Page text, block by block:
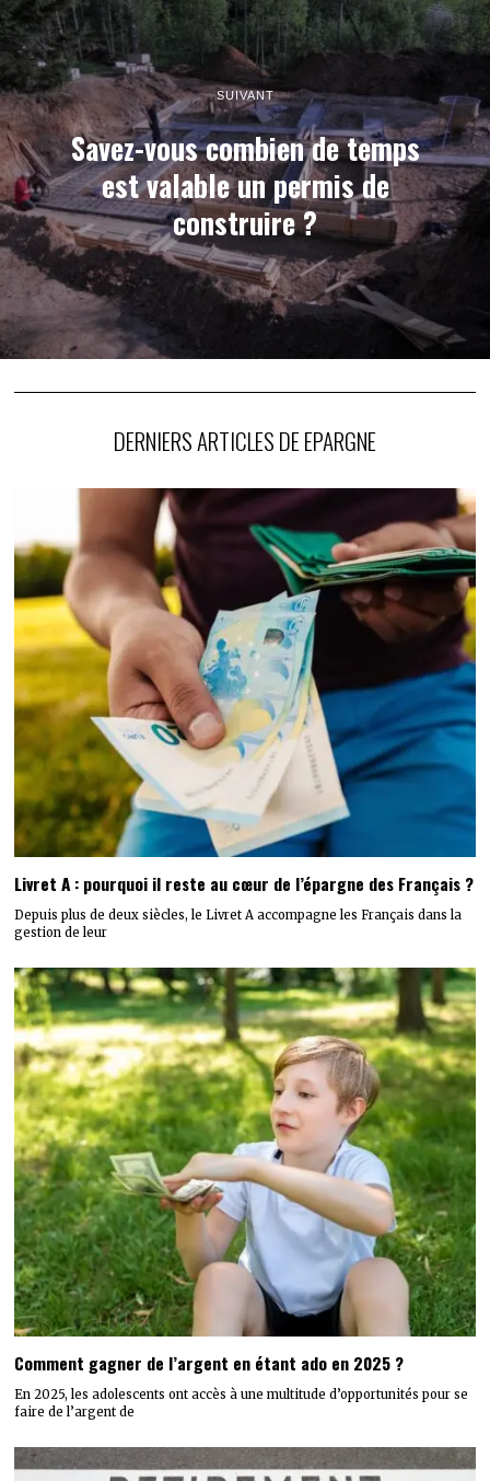
SUIVANT
Savez-vous combien de temps
est valable un permis de
construire ?
DERNIERS ARTICLES DE EPARGNE
Livret A : pourquoi il reste au cœur de l’épargne des Français ?
Depuis plus de deux siècles, le Livret A accompagne les Français dans la
gestion de leur
Comment gagner de l’argent en étant ado en 2025 ?
En 2025, les adolescents ont accès à une multitude d’opportunités pour se
faire de l’argent de